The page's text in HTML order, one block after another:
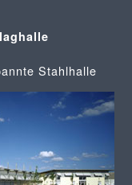
Stahlhalle